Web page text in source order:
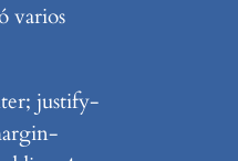
varios
justify-